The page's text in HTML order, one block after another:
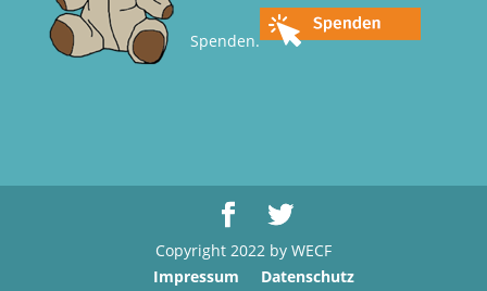
Spenden.
Copyright 2022 by WECF
Impressum
Datenschutz